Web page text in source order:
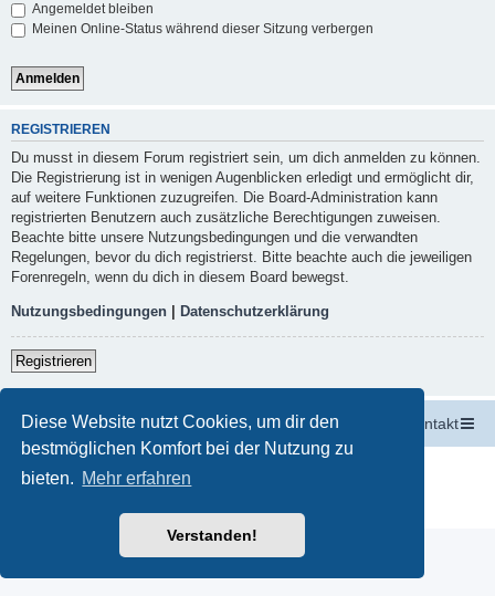
Diese Website nutzt Cookies, um dir den
bestmöglichen Komfort bei der Nutzung zu
bieten. Mehr erfahren
Verstanden!
Angemeldet bleiben
Meinen Online-Status während dieser Sitzung verbergen
REGISTRIEREN
Du musst in diesem Forum registriert sein, um dich anmelden zu können.
Die Registrierung ist in wenigen Augenblicken erledigt und ermöglicht dir,
auf weitere Funktionen zuzugreifen. Die Board-Administration kann
registrierten Benutzern auch zusätzliche Berechtigungen zuweisen.
Beachte bitte unsere Nutzungsbedingungen und die verwandten
Regelungen, bevor du dich registrierst. Bitte beachte auch die jeweiligen
Forenregeln, wenn du dich in diesem Board bewegst.
Nutzungsbedingungen Datenschutzerklärung
Registrieren
Startseite Portal Foren-Übersicht Kontakt
Powered by
® Forum Software © phpBB Limited
Deutsche Übersetzung durch